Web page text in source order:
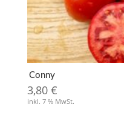
Conny
3,80 €
inkl. 7 % MwSt.